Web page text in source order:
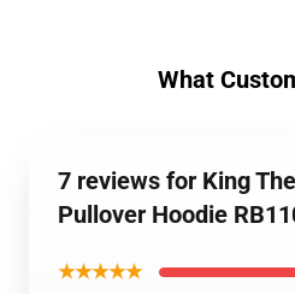
What
7 reviews for King
Pullover Hoodie
★★★★★